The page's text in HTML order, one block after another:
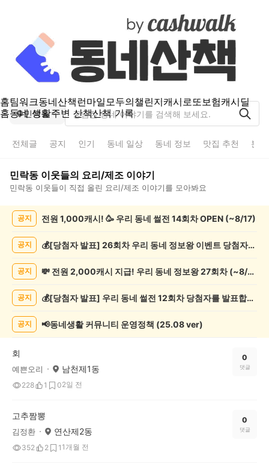
홈팀워크동네산책런마일모두의챌린지캐시로또보험캐시딜
홈동네 생활주변 산책산책 기록
민락동
전체글 공지 인기 동네 일상 동네 정보 맛집 추천 분
민락동 이웃들의 요리/제조 이야기
민락동 이웃들이 직접 올린 요리/제조 이야기를 모아봐요
록
공지 전원 1,000캐시! 🥳 우리 동네 썰전 14회차 OPEN (~8/17)
공지 💰[당첨자 발표] 26회차 우리 동네 정보왕 이벤트 당첨자를 발표합니다!
공지 💸 전원 2,000캐시 지급! 우리 동네 정보왕 27회차 (~8/10)
공지 💰[당첨자 발표] 우리 동네 썰전 12회차 당첨자를 발표합니다!
공지 📢동네생활 커뮤니티 운영정책 (25.08 ver)
회
예쁜오리 남천제1동
228 1 02일 전
0
댓글
고추짬뽕
김정환 연산제2동
352 2 1 1개월 전
0
댓글